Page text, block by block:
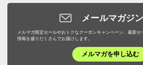
下駄箱/玄関収納
子供部屋/キッズ収納・家具
ホームオフィス家具
サステナブル
ケトル・やかん
包丁・キッチンツール
テーブルクロス・ランチョンマット
トイレ用品・トイレマット
タオル・スリッパ
生活雑貨・便利グッズ
ダイエット・エクササイズ
機能性シューズ・サンダル
野菜・果物
敷石・防草シート・芝
プランター・植木鉢・鉢カバー
フラワースタンド・プランタースタンド・
旅行用便利グッズ
キッズ・ベビー
キャラクターグッズ
カーテン・ラグ・ソファカバー
メールマガジ
メルマガ限定セールやおトクなクーポンキャンペーン、最新
情報を盛りだくさんでお届けします。
メルマガを申し込む